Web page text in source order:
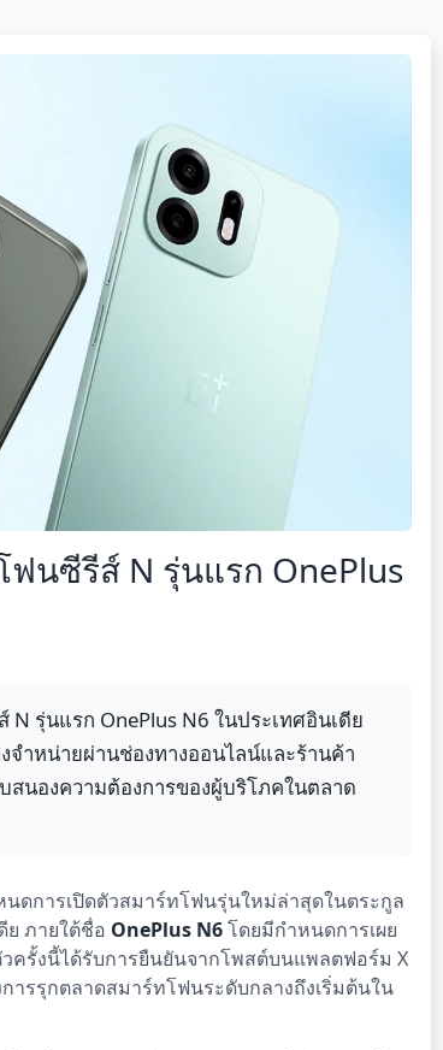
ฟนซีรีส์ N รุ่นแรก OnePlus
รุ่นแรก OnePlus N6 ในประเทศอินเดีย
จำหน่ายผ่านช่องทางออนไลน์และร้านค้า
นองความต้องการของผู้บริโภคในตลาด
ดการเปิดตัวสมาร์ทโฟนรุ่นใหม่ล่าสุดในตระกูล
ย ภายใต้ชื่อ OnePlus N6โดยมีกำหนดการเผย
ครั้งนี้ได้รับการยืนยันจากโพสต์บนแพลตฟอร์ม X
รรุกตลาดสมาร์ทโฟนระดับกลางถึงเริ่มต้นใน